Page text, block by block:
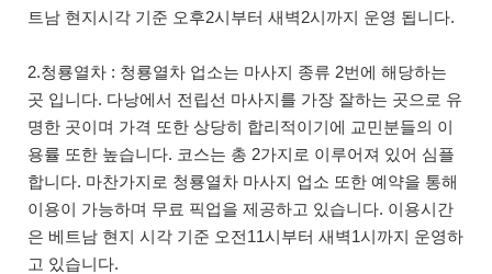
트남 현지시각 기준 오후2시부터 새벽2시까지 운영 됩니다.
2.청룡열차 : 청룡열차 업소는 마사지 종류 2번에 해당하는
곳 입니다. 다낭에서 전립선 마사지를 가장 잘하는 곳으로 유
명한 곳이며 가격 또한 상당히 합리적이기에 교민분들의 이
용률 또한 높습니다. 코스는 총 2가지로 이루어져 있어 심플
합니다. 마찬가지로 청룡열차 마사지 업소 또한 예약을 통해
이용이 가능하며 무료 픽업을 제공하고 있습니다. 이용시간
은 베트남 현지 시각 기준 오전11시부터 새벽1시까지 운영하
고 있습니다.